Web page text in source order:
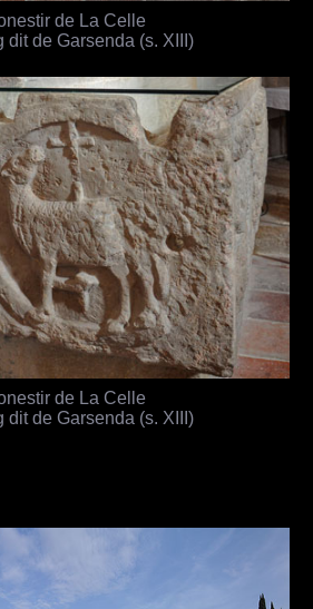
de La Celle
dit de Garsenda (s. XIII)
de La Celle
dit de Garsenda (s. XIII)